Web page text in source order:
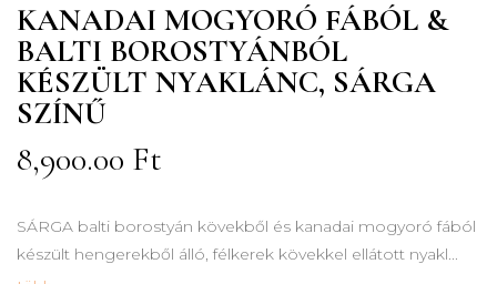
KANADAI MOGYORÓ FÁBÓL &
BALTI BOROSTYÁNBÓL
KÉSZÜLT NYAKLÁNC, SÁRGA
SZÍNŰ
8,900.00 Ft
SÁRGA balti borostyán kövekből és kanadai mogyoró fából
készült hengerekből álló, félkerek kövekkel ellátott nyakl...